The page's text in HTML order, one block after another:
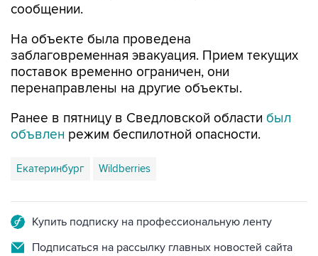
На объекте была проведена
поставок временно ограничен, они
перенаправлены на другие объекты.
Ранее в пятницу в Сведловской области
Екатеринбург Wildberries
Подписаться на рассылку главных новостей сайта
Получать оперативные новости в официальном